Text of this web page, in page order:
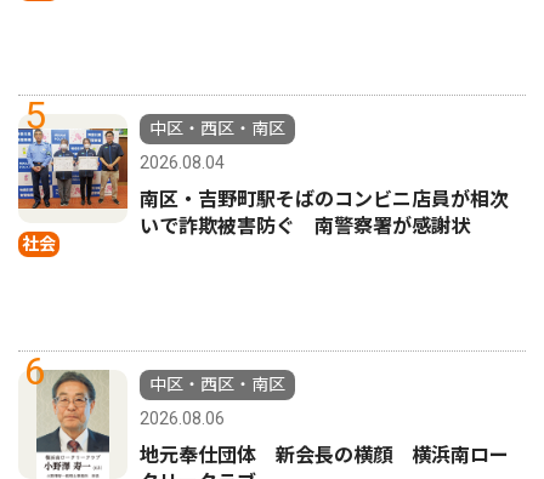
5
社会
中区・西区・南区
2026.08.04
南区・吉野町駅そばのコンビニ店員が相次
いで詐欺被害防ぐ 南警察署が感謝状
6
中区・西区・南区
2026.08.06
地元奉仕団体 新会長の横顔 横浜南ロー